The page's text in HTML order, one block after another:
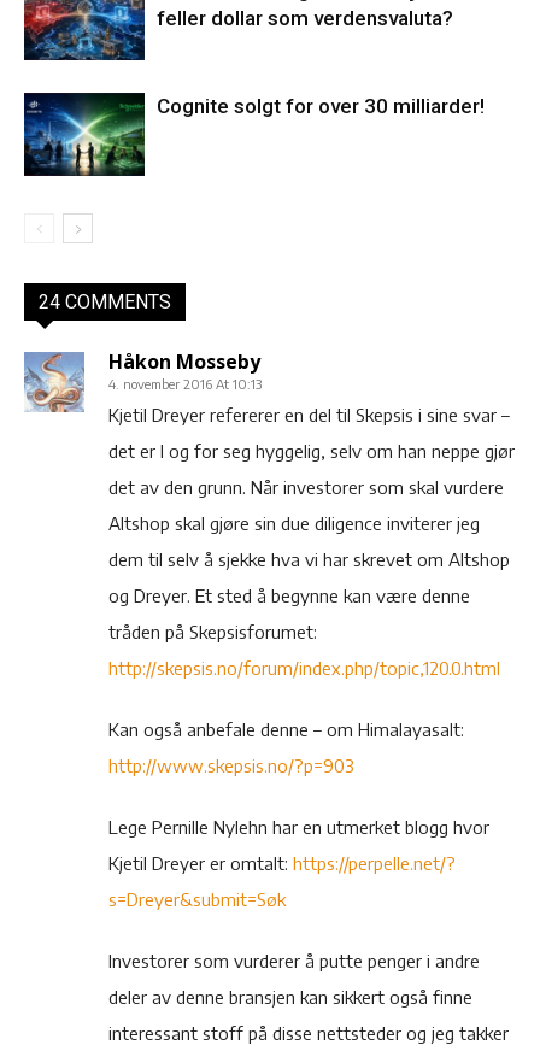
feller dollar som verdensvaluta?
Cognite solgt for over 30 milliarder!
24 COMMENTS
Håkon Mosseby
4. november 2016 At 10:13
Kjetil Dreyer refererer en del til Skepsis i sine svar –
det er I og for seg hyggelig, selv om han neppe gjør
det av den grunn. Når investorer som skal vurdere
Altshop skal gjøre sin due diligence inviterer jeg
dem til selv å sjekke hva vi har skrevet om Altshop
og Dreyer. Et sted å begynne kan være denne
tråden på Skepsisforumet:
http://skepsis.no/forum/index.php/topic,120.0.html
Kan også anbefale denne – om Himalayasalt:
http://www.skepsis.no/?p=903
Lege Pernille Nylehn har en utmerket blogg hvor
Kjetil Dreyer er omtalt: https://perpelle.net/?
s=Dreyer&submit=Søk
Investorer som vurderer å putte penger i andre
deler av denne bransjen kan sikkert også finne
interessant stoff på disse nettsteder og jeg takker